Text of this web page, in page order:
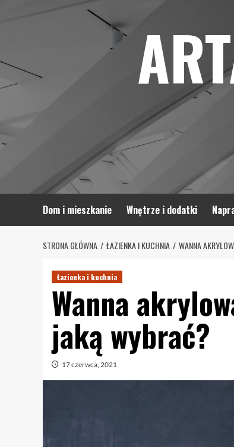
Dom i mieszkanie Wnętrze i dodatki
STRONA GŁÓWNA ŁAZIENKA I KUCHNIA WANNA
Łazienka i kuchnia
Wanna
jaką wybrać?
17 czerwca, 2021